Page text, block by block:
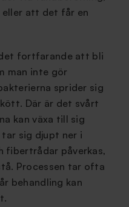
att det får en
fortfarande att bli
man inte gör
sprider sig
Där är det svårt
kan växa till sig
sig djupt ner i
fibertrådar påverkas,
Processen tar ofta
behandling kan